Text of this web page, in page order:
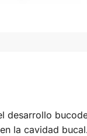
desarrollo
la cavidad